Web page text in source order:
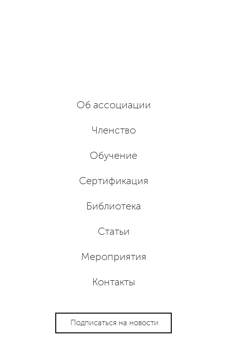
Об ассоциации
Членство
Обучение
Сертификация
Библиотека
Статьи
Мероприятия
Контакты
Подписаться на новости